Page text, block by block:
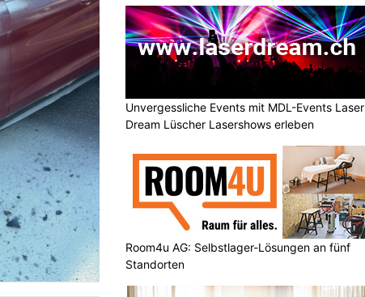
Unvergessliche Events mit MDL-Events Laser
Dream Lüscher Lasershows erleben
Room4u AG: Selbstlager-Lösungen an fünf
Standorten